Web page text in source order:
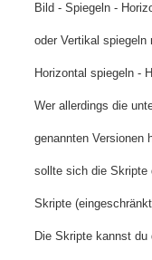
Bild - Spiegeln -
oder Vertikal
Horizontal spiegeln -
Wer allerdings die
genannten Versionen
sollte sich die Skripte
Skripte
Die Skripte kannst du